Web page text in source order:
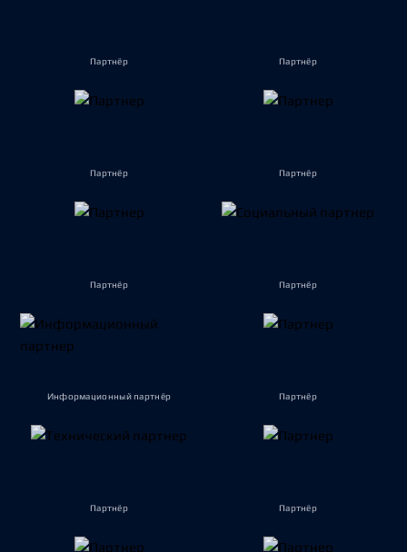
Партнёр Партнёр
Партнёр Партнёр
Партнёр Партнёр
Информационный партнёр Партнёр
Партнёр Партнёр